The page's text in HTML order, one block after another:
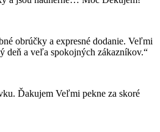
obrúčky a expresné dodanie. Veľmi
deň a veľa spokojných zákazníkov.“
Ďakujem Veľmi pekne za skoré